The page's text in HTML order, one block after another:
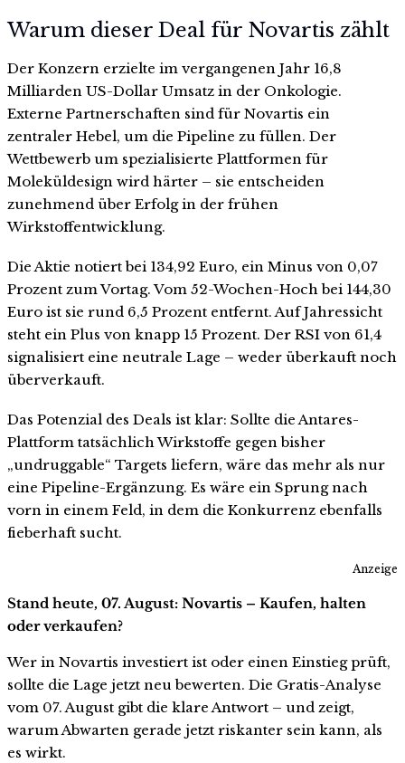
Warum dieser Deal für Novartis zählt
Der Konzern erzielte im vergangenen Jahr 16,8
Milliarden US-Dollar Umsatz in der Onkologie.
Externe Partnerschaften sind für Novartis ein
zentraler Hebel, um die Pipeline zu füllen. Der
Wettbewerb um spezialisierte Plattformen für
Moleküldesign wird härter – sie entscheiden
zunehmend über Erfolg in der frühen
Wirkstoffentwicklung.
Die Aktie notiert bei 134,92 Euro, ein Minus von 0,07
Prozent zum Vortag. Vom 52-Wochen-Hoch bei 144,30
Euro ist sie rund 6,5 Prozent entfernt. Auf Jahressicht
steht ein Plus von knapp 15 Prozent. Der RSI von 61,4
signalisiert eine neutrale Lage – weder überkauft noch
überverkauft.
Das Potenzial des Deals ist klar: Sollte die Antares-
Plattform tatsächlich Wirkstoffe gegen bisher
„undruggable“ Targets liefern, wäre das mehr als nur
eine Pipeline-Ergänzung. Es wäre ein Sprung nach
vorn in einem Feld, in dem die Konkurrenz ebenfalls
fieberhaft sucht.
Anzeige
Stand heute, 07. August: Novartis – Kaufen, halten
oder verkaufen?
Wer in Novartis investiert ist oder einen Einstieg prüft,
sollte die Lage jetzt neu bewerten. Die Gratis-Analyse
vom 07. August gibt die klare Antwort – und zeigt,
warum Abwarten gerade jetzt riskanter sein kann, als
es wirkt.